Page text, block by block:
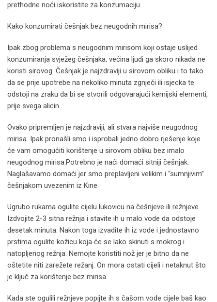
prethodne noći iskoristite za konzumaciju.
Kako konzumirati češnjak bez neugodnih mirisa?
Ipak zbog problema s neugodnim mirisom koji ostaje uslijed
konzumiranja svježeg češnjaka, većina ljudi ga skoro nikada ne
koristi sirovog. Češnjak je najzdraviji u sirovom obliku i to tako
da se prije upotrebe na nekoliko minuta zgnječi ili isjecka te
odstoji na zraku da bi se stvorili odgovarajući kemijski elementi,
prije svega alicin.
Ovako pripremljen je najzdraviji, ali stvara najviše neugodnog
mirisa. Ipak pronašli smo i isprobali jedno dobro rješenje koje
će vam omogućiti korištenje u sirovom obliku bez imalo
neugodnog mirisa.Potrebno je naći domaći sitniji češnjak.
Naglašavamo domaći jer smo preplavljeni velikim i “sumnjivim”
češnjakom uvezenim iz Kine.
Ugrubo rukama ogulite cijelu lukovicu na češnjeve ili režnjeve.
Izdvojite 2-3 sitna režnja i stavite ih u malo vode da odstoje
desetak minuta. Nakon toga izvadite ih iz vode i jednostavno
prstima ogulite kožicu koja će se lako skinuti s mokrog i
natopljenog režnja. Nemojte koristiti nož jer je bitno da ne
oštetite niti zarežete režanj. On mora ostati cijeli i netaknut što
je ključ za korištenje bez mirisa.
Kada ste ogulili režnjeve popijte ih s čašom vode cijele baš kao